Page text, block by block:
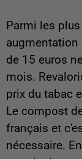
Parmi les
augmentation
de 15 euros
mois.
prix du tabac
Le compost
français et
nécessaire.